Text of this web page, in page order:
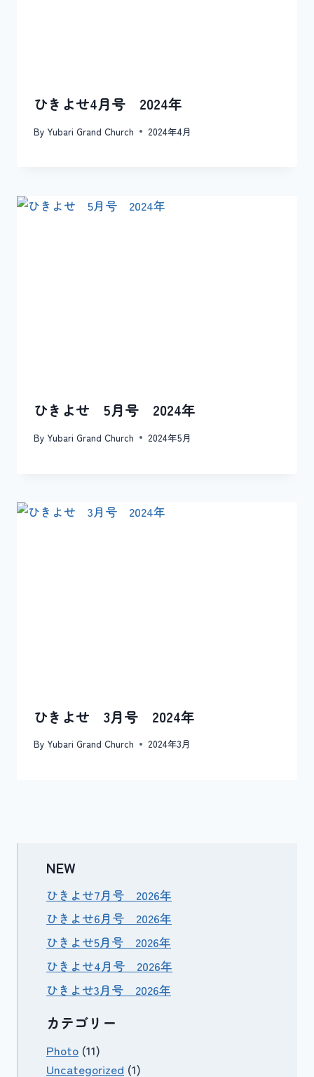
ひきよせ4月号 2024年
By Yubari Grand Church 2024年4月
ひきよせ 5月号 2024年
By Yubari Grand Church 2024年5月
ひきよせ 3月号 2024年
By Yubari Grand Church 2024年3月
NEW
ひきよせ7月号 2026年
ひきよせ6月号 2026年
ひきよせ5月号 2026年
ひきよせ4月号 2026年
ひきよせ3月号 2026年
カテゴリー
Photo (11)
Uncategorized (1)